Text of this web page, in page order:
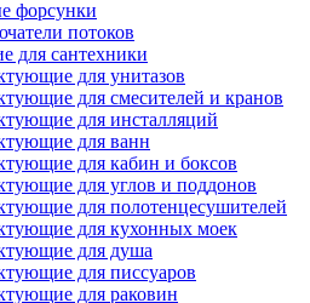
форсунки
потоков
для сантехники
для унитазов
для смесителей и кранов
для инсталляций
для ванн
для кабин и боксов
для углов и поддонов
для полотенцесушителей
для кухонных моек
для душа
для писсуаров
для раковин